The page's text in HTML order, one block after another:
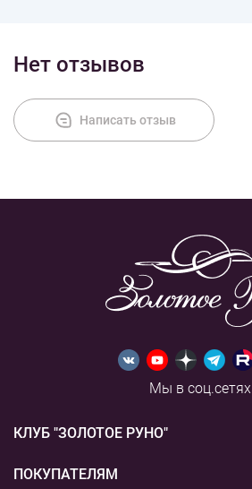
Нет отзывов
Написать отзыв
Мы в соц.сетях
КЛУБ "ЗОЛОТОЕ РУНО"
Новости
ПОКУПАТЕЛЯМ